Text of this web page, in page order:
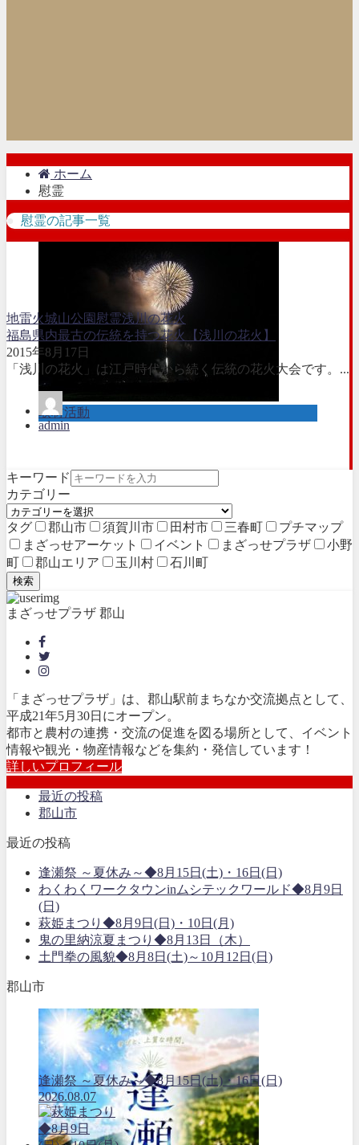
ホーム
慰霊
慰霊の記事一覧
取材活動
地雷火城山公園 慰霊浅川の花火
福島県内最古の伝統を持つ花火【浅川の花火】
2015年8月17日
「浅川の花火」は江戸時代から続く伝統の花火大会です。...
admin
キーワード
カテゴリー
タグ 郡山市 須賀川市 田村市 三春町
プチマップ
まざっせアーケット
イベント まざっせプラザ
小野
町
郡山エリア 玉川村 石川町
検索
まざっせプラザ 郡山
「まざっせプラザ」は、郡山駅前まちなか交流拠点として、
平成21年5月30日にオープン。
都市と農村の連携・交流の促進を図る場所として、イベント
情報や観光・物産情報などを集約・発信しています！
詳しいプロフィール
最近の投稿
郡山市
最近の投稿
逢瀬祭 ～夏休み～◆8月15日(土)・16日(日)
わくわくワークタウンinムシテックワールド◆8月9日
(日)
萩姫まつり◆8月9日(日)・10日(月)
鬼の里納涼夏まつり◆8月13日（木）
土門拳の風貌◆8月8日(土)～10月12日(日)
郡山市
逢瀬祭 ～夏休み～◆8月15日(土)・16日(日)
2026.08.07